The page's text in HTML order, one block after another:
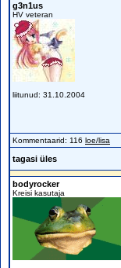
g3n1us
HV veteran
liitunud: 31.10.2004
Kommentaarid: 116 loe/lisa
tagasi üles
bodyrocker
Kreisi kasutaja